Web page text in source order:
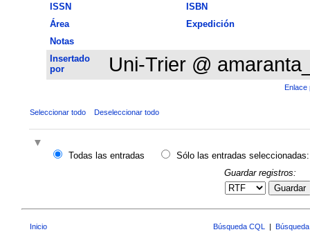
ISSN
ISBN
Área
Expedición
Notas
Insertado
por
Uni-Trier @
Enlace
Seleccionar todo Deseleccionar todo
Todas las entradas
Sólo las entradas seleccionadas:
Guardar registros:
Guardar
Inicio Búsqueda CQL